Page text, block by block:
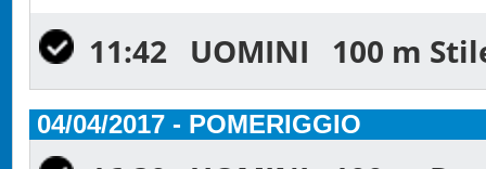
11:42
UOMINI 100 m
04/04/2017 - POMERIGGIO